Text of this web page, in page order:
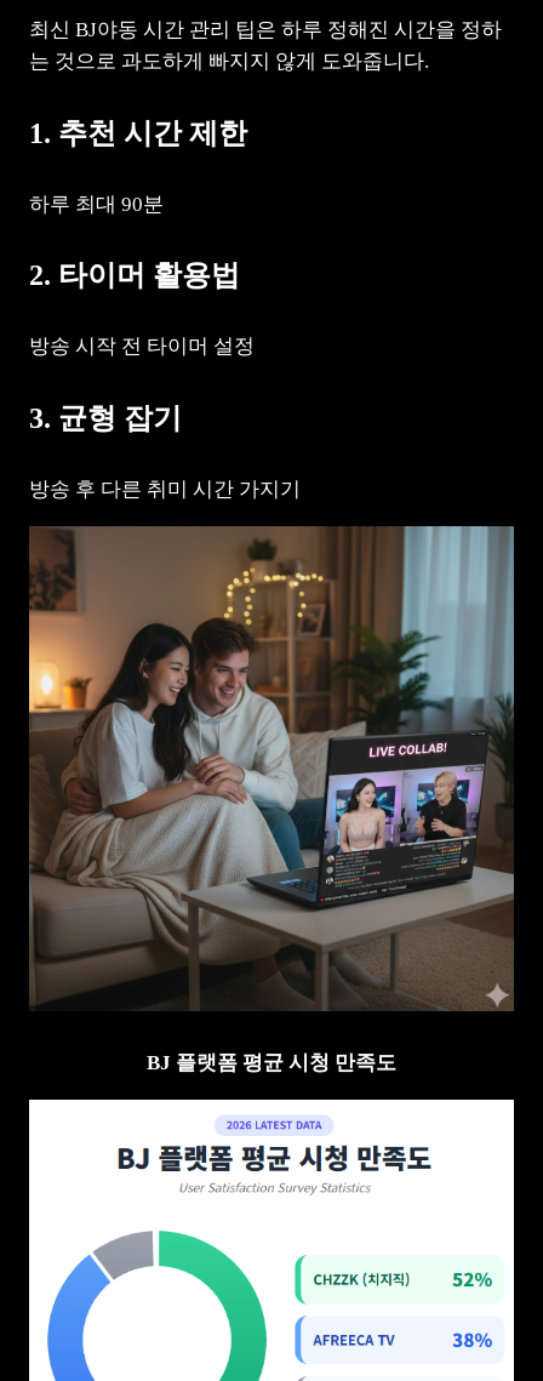
최신 BJ야동 시간 관리 팁은 하루 정해진 시간을 정하
는 것으로 과도하게 빠지지 않게 도와줍니다.
1. 추천 시간 제한
하루 최대 90분
2. 타이머 활용법
방송 시작 전 타이머 설정
3. 균형 잡기
방송 후 다른 취미 시간 가지기
BJ 플랫폼 평균 시청 만족도